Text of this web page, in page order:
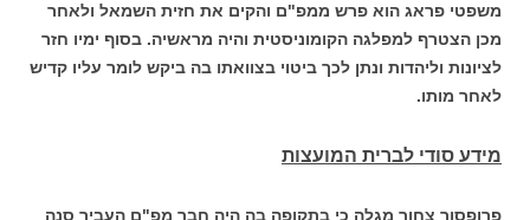
משפטי פראג הוא פרש ממפ"ם והקים את חזית השמאל ולאחר
מכן הצטרף למפלגה הקומוניסטית והיה מראשיה. בסוף ימיו חזר
לציונות וליהדות ונתן לכך ביטוי בצוואתו בה ביקש לומר עליו קדיש
לאחר מותו.
מידע סודי לברית המועצות
פרופסור צחור מגלה כי בתקופה בה היה חבר מפ"ם העביר סנה